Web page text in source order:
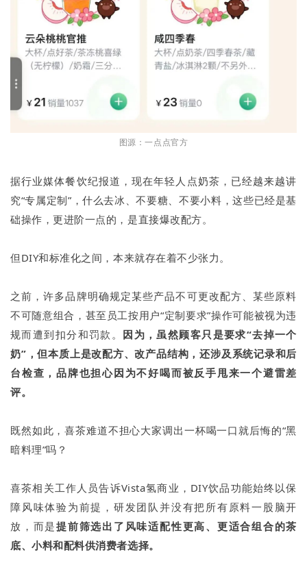
图源：一点点官方
据行业媒体餐饮纪报道，现在年轻人点奶茶，已经越来越讲
究“专属定制”，什么去冰、不要糖、不要小料，这些已经是基
础操作，更进阶一点的，是直接爆改配方。
但DIY和标准化之间，本来就存在着不少张力。
之前，许多品牌明确规定某些产品不可更改配方、某些原料
不可随意组合，甚至员工按用户“定制要求”操作可能被视为违
规而遭到扣分和罚款。 因为，虽然顾客只是要求“去掉一个
奶”，但本质上是改配方、改产品结构，还涉及系统记录和后
台检查，品牌也担心因为不好喝而被反手甩来一个避雷差
评。
既然如此，喜茶难道不担心大家调出一杯喝一口就后悔的“黑
暗料理”吗？
喜茶相关工作人员告诉Vista氢商业，DIY饮品功能始终以保
障风味体验为前提，研发团队并没有把所有原料一股脑开
放，而是提前筛选出了风味适配性更高、更适合组合的茶
底、小料和配料供消费者选择。